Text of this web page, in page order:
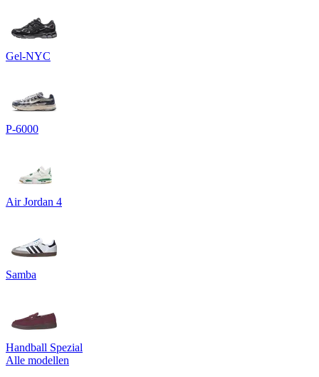
Gel-NYC
P-6000
Air Jordan 4
Samba
Handball Spezial
Alle modellen